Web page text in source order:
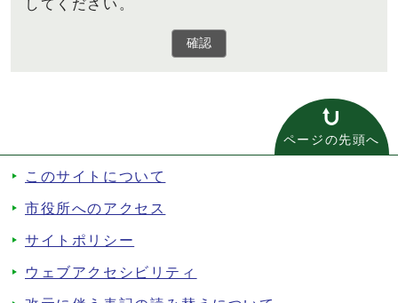
してください。
確認
ページの先頭へ
このサイトについて
市役所へのアクセス
サイトポリシー
ウェブアクセシビリティ